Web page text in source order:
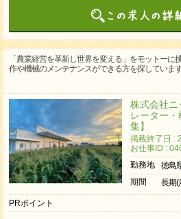
「農業経営を革新し世界を変える」をモットーに
作や機械のメンテナンスができる方を探していま
株式会社
レーター
集】
掲載終了日 :
お仕事ID :
勤務地
徳島
期間
長期(
PRポイント